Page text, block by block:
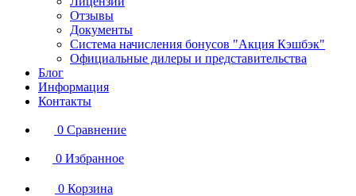
Отзывы
Документы
Система начисления бонусов "Акция Кэшбэк"
Официальные дилеры и представительства
Блог
Информация
Контакты
0 Сравнение
0 Избранное
0 Корзина